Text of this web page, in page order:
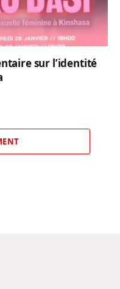
sur l’identité